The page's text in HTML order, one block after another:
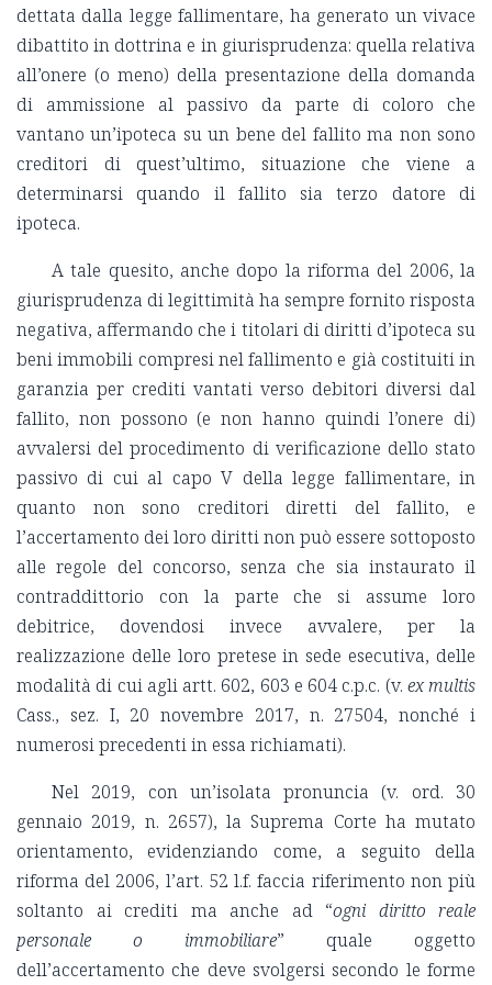
dettata dalla legge fallimentare, ha generato un vivace
dibattito in dottrina e in giurisprudenza: quella relativa
all’onere (o meno) della presentazione della domanda
di ammissione al passivo da parte di coloro che
vantano un’ipoteca su un bene del fallito ma non sono
creditori di quest’ultimo, situazione che viene a
determinarsi quando il fallito sia terzo datore di
ipoteca.
A tale quesito, anche dopo la riforma del 2006, la
giurisprudenza di legittimità ha sempre fornito risposta
negativa, affermando che i titolari di diritti d’ipoteca su
beni immobili compresi nel fallimento e già costituiti in
garanzia per crediti vantati verso debitori diversi dal
fallito, non possono (e non hanno quindi l’onere di)
avvalersi del procedimento di verificazione dello stato
passivo di cui al capo V della legge fallimentare, in
quanto non sono creditori diretti del fallito, e
l’accertamento dei loro diritti non può essere sottoposto
alle regole del concorso, senza che sia instaurato il
contraddittorio con la parte che si assume loro
debitrice, dovendosi invece avvalere, per la
realizzazione delle loro pretese in sede esecutiva, delle
modalità di cui agli artt. 602, 603 e 604 c.p.c. (v. ex multis
Cass., sez. I, 20 novembre 2017, n. 27504, nonché i
numerosi precedenti in essa richiamati).
Nel 2019, con un’isolata pronuncia (v. ord. 30
gennaio 2019, n. 2657), la Suprema Corte ha mutato
orientamento, evidenziando come, a seguito della
riforma del 2006, l’art. 52 l.f. faccia riferimento non più
soltanto ai crediti ma anche ad “ogni diritto reale
personale o immobiliare” quale oggetto
dell’accertamento che deve svolgersi secondo le forme